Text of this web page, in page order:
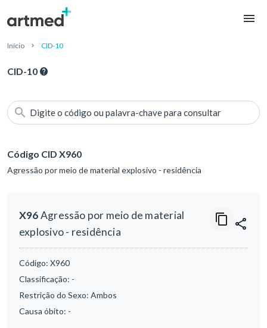
Início CID-10
CID-10
Digite o código ou palavra-chave para consultar
Código CID X960
Agressão por meio de material explosivo - residência
X96Agressão por meio de material
explosivo - residência
Código: X960
Classificação: -
Restrição do Sexo: Ambos
Causa óbito: -